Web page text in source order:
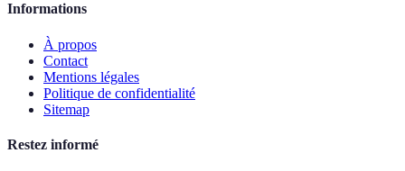
Informations
À propos
Contact
Mentions légales
Politique de confidentialité
Sitemap
Restez informé